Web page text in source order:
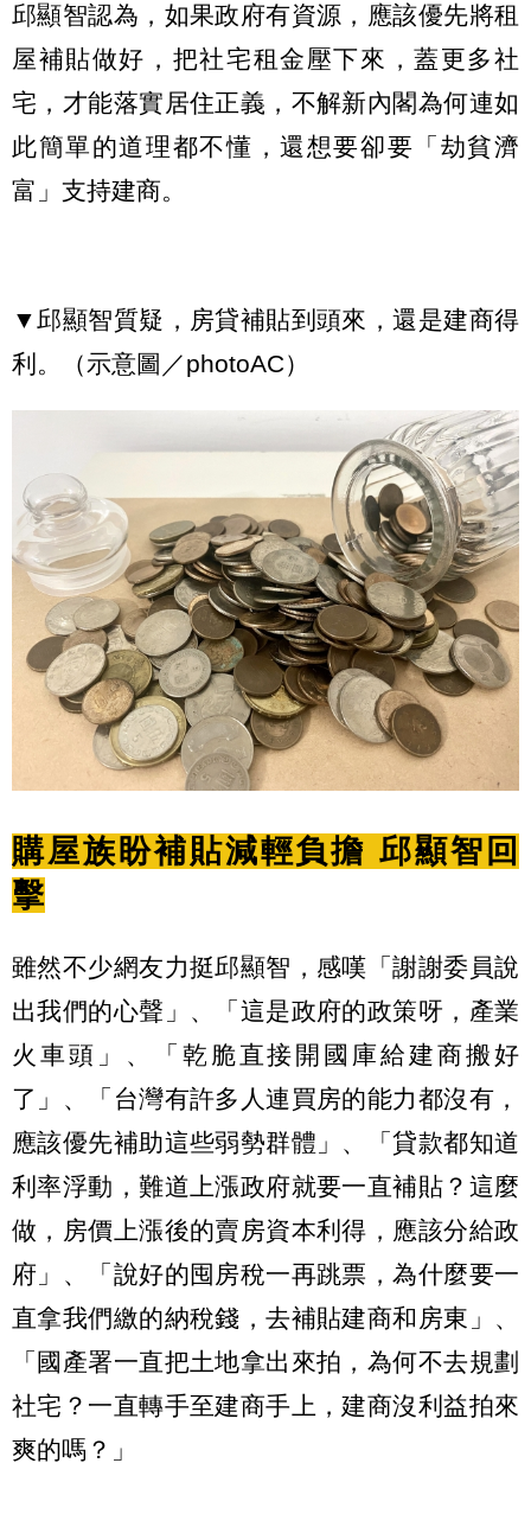
邱顯智認為，如果政府有資源，應該優先將租
屋補貼做好，把社宅租金壓下來，蓋更多社
宅，才能落實居住正義，不解新內閣為何連如
此簡單的道理都不懂，還想要卻要「劫貧濟
富」支持建商。
▼邱顯智質疑，房貸補貼到頭來，還是建商得
利。（示意圖／photoAC）
購屋族盼補貼減輕負擔 邱顯智回
擊
雖然不少網友力挺邱顯智，感嘆「謝謝委員說
出我們的心聲」、「這是政府的政策呀，產業
火車頭」、「乾脆直接開國庫給建商搬好
了」、「台灣有許多人連買房的能力都沒有，
應該優先補助這些弱勢群體」、「貸款都知道
利率浮動，難道上漲政府就要一直補貼？這麼
做，房價上漲後的賣房資本利得，應該分給政
府」、「說好的囤房稅一再跳票，為什麼要一
直拿我們繳的納稅錢，去補貼建商和房東」、
「國產署一直把土地拿出來拍，為何不去規劃
社宅？一直轉手至建商手上，建商沒利益拍來
爽的嗎？」